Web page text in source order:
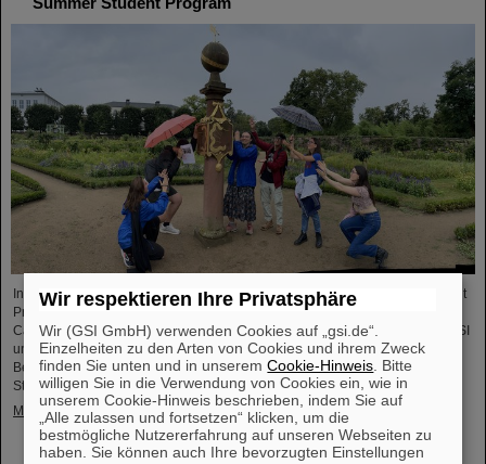
In diesem Jahr nahmen 31 Studierende aus 16 Ländern am Summer Student
Program bei GSI und FAIR teil. Sie verbrachten acht Wochen auf dem
Campus, machten sich mit den Experimenten und Forschungsfeldern von GSI
und FAIR vertraut und tauchten in die Atmosphäre eines internationalen
Beschleunigerlabors ein. Einblicke bietet der Fotowettbewerb der Summer
Students.
Mehr »
Wir respektieren Ihre Privatsphäre
Wir (GSI GmbH) verwenden Cookies auf „gsi.de“.
Einzelheiten zu den Arten von Cookies und ihrem Zweck
finden Sie unten und in unseremCookie-Hinweis . Bitte
willigen Sie in die Verwendung von Cookies ein, wie in
unserem Cookie-Hinweis beschrieben, indem Sie auf
„Alle zulassen und fortsetzen“ klicken, um die
bestmögliche Nutzererfahrung auf unseren Webseiten zu
haben. Sie können auch Ihre bevorzugten Einstellungen